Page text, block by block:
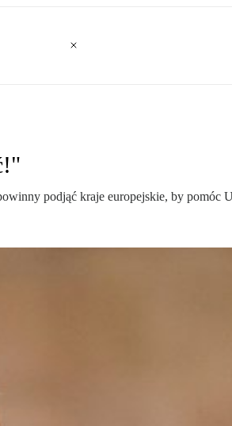
podjąć kraje europejskie, by